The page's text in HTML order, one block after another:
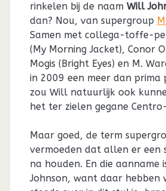
rinkelen bij de naam Will
dan? Nou, van supergroup
Samen met collega-toffe-
(My Morning Jacket), Conor
Mogis (Bright Eyes) en M.
in 2009 een meer dan prima
zou Will natuurlijk ook
het ter zielen gegane
Maar goed, de term
vermoeden dat allen er een
na houden. En die aanname
Johnson, want daar hebben